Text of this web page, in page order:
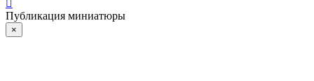
Публикация миниатюры
×